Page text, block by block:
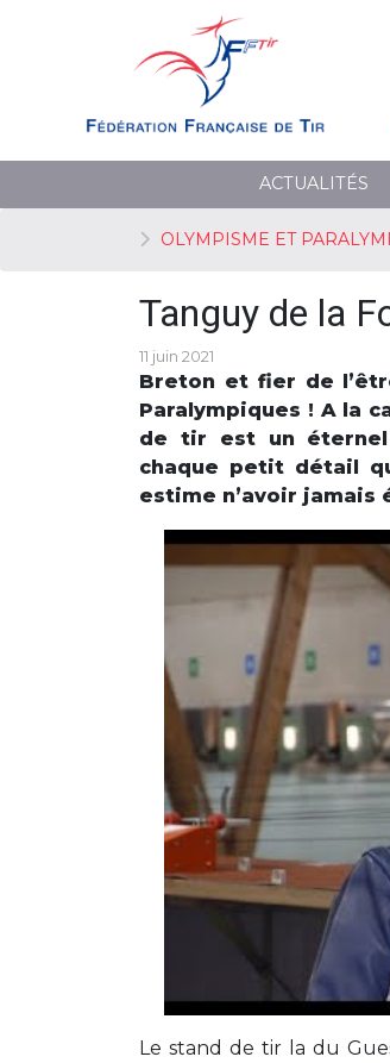
ACTUALITÉS
OLYMPISME ET
Tanguy de la
11 juin 2021
Breton et fier de
Paralympiques ! A la
de tir est un éternel
chaque petit détail
estime n’avoir jamais
Le stand de tir la du